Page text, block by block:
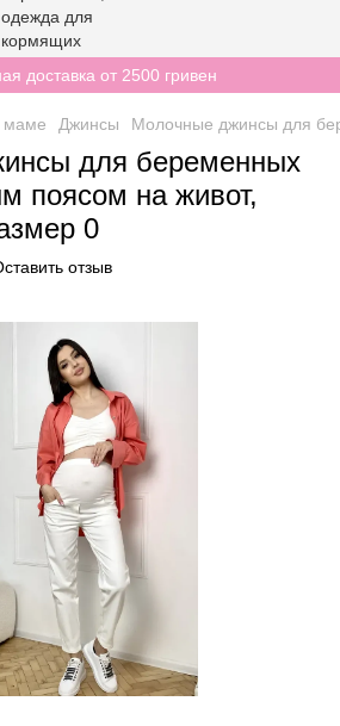
доставка от 2500 гривен
маме Джинсы Молочные джинсы для
для беременных
поясом на живот,
0
отзыв